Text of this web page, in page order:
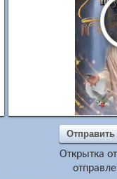
Отправить
Открытка